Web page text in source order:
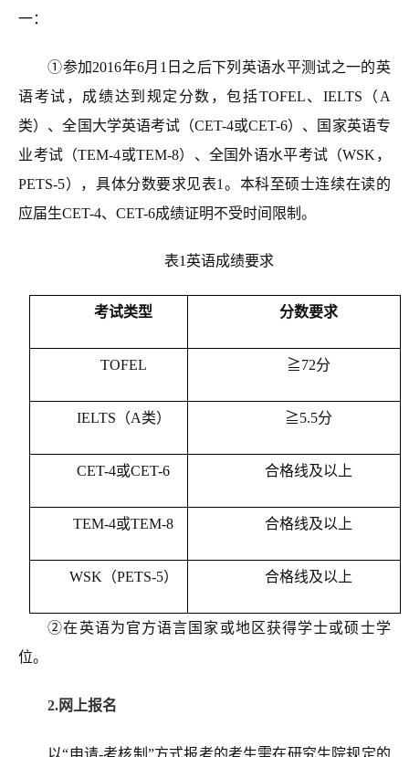
一：
①参加2016年6月1日之后下列英语水平测试之一的英
语考试，成绩达到规定分数，包括TOFEL、IELTS（A
类）、全国大学英语考试（CET-4或CET-6）、国家英语专
业考试（TEM-4或TEM-8）、全国外语水平考试（WSK，
PETS-5），具体分数要求见表1。本科至硕士连续在读的
应届生CET-4、CET-6成绩证明不受时间限制。
表1英语成绩要求
考试类型 分数要求
TOFEL ≧72分
IELTS（A类） ≧5.5分
CET-4或CET-6 合格线及以上
TEM-4或TEM-8 合格线及以上
WSK（PETS-5） 合格线及以上
②在英语为官方语言国家或地区获得学士或硕士学
位。
2.网上报名
以“申请-考核制”方式报考的考生需在研究生院规定的